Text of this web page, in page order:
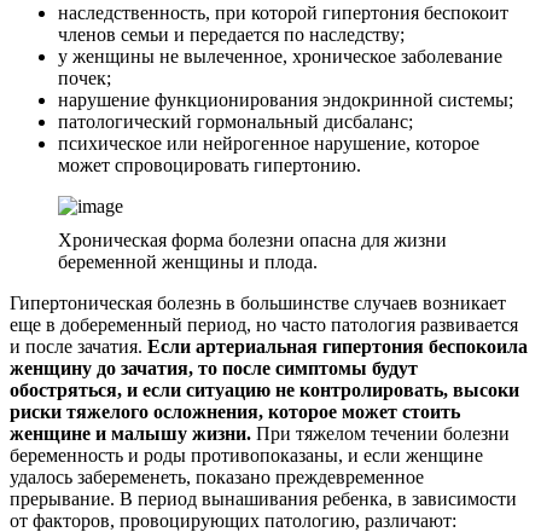
наследственность, при которой гипертония беспокоит
членов семьи и передается по наследству;
у женщины не вылеченное, хроническое заболевание
почек;
нарушение функционирования эндокринной системы;
патологический гормональный дисбаланс;
психическое или нейрогенное нарушение, которое
может спровоцировать гипертонию.
Хроническая форма болезни опасна для жизни
беременной женщины и плода.
Гипертоническая болезнь в большинстве случаев возникает
еще в добеременный период, но часто патология развивается
и после зачатия. Если артериальная гипертония беспокоила
женщину до зачатия, то после симптомы будут
обостряться, и если ситуацию не контролировать, высоки
риски тяжелого осложнения, которое может стоить
женщине и малышу жизни. При тяжелом течении болезни
беременность и роды противопоказаны, и если женщине
удалось забеременеть, показано преждевременное
прерывание. В период вынашивания ребенка, в зависимости
от факторов, провоцирующих патологию, различают: